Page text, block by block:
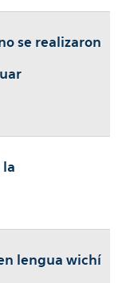
se realizaron
la
lengua wichí